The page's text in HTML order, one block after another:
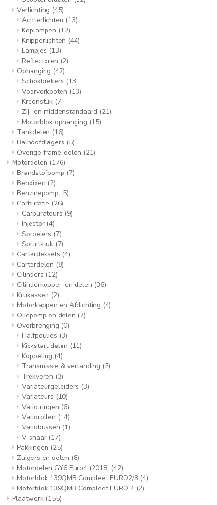
Verlichting (45)
Achterlichten (13)
Koplampen (12)
Knipperlichten (44)
Lampjes (13)
Reflectoren (2)
Ophanging (47)
Schokbrekers (13)
Voorvorkpoten (13)
Kroonstuk (7)
Zij- en middenstandaard (21)
Motorblok ophanging (15)
Tankdelen (16)
Balhoofdlagers (5)
Overige frame-delen (21)
Motordelen (176)
Brandstofpomp (7)
Bendixen (2)
Benzinepomp (5)
Carburatie (26)
Carburateurs (9)
Injector (4)
Sproeiers (7)
Spruitstuk (7)
Carterdeksels (4)
Carterdelen (8)
Cilinders (12)
Cilinderkoppen en delen (36)
Krukassen (2)
Motorkappen en Afdichting (4)
Oliepomp en delen (7)
Overbrenging (0)
Halfpoulies (3)
Kickstart delen (11)
Koppeling (4)
Transmissie & vertanding (5)
Trekveren (3)
Variateurgeleiders (3)
Variateurs (10)
Vario ringen (6)
Variorollen (14)
Variobussen (1)
V-snaar (17)
Pakkingen (25)
Zuigers en delen (8)
Motordelen GY6 Euro4 (2018) (42)
Motorblok 139QMB Compleet EURO2/3 (4)
Motorblok 139QMB Compleet EURO 4 (2)
Plaatwerk (155)